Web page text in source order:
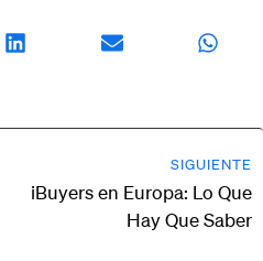
SIGUIENTE
iBuyers en Europa: Lo Que
Hay Que Saber